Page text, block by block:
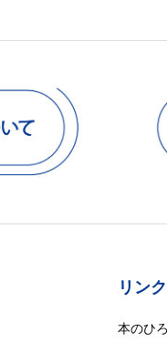
リンク
本のひ